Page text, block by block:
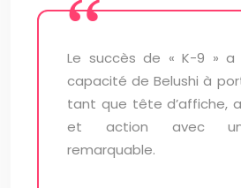
Le succès de « K-9 » a
capacité de Belushi à
tant que tête d’affiche,
et action avec
remarquable.